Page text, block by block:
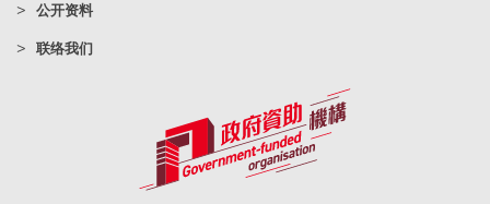
公开资料
联络我们